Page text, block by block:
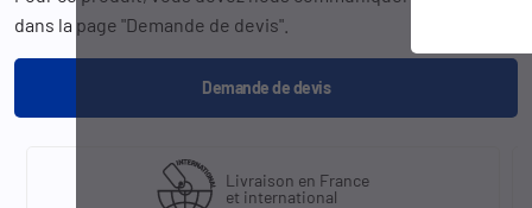
dans la page "Demande de devis".
Demande de devis
Livraison en France
et international